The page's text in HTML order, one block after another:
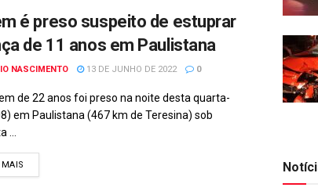
é preso suspeito de estuprar
de 11 anos em Paulistana
NASCIMENTO 13 DE JUNHO DE 2022 0
de 22 anos foi preso na noite desta quarta-
em Paulistana (467 km de Teresina) sob
...